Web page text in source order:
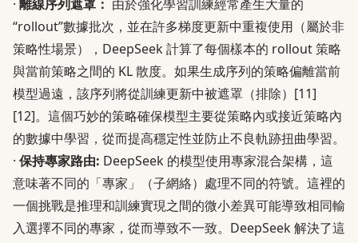
· 離線序列遮罩： 由於強化學習訓練經常產生大量的
“rollout”數據批次，並在許多梯度更新中重複使用（屬於非
策略性場景），DeepSeek 計算了每個樣本的 rollout 策略
與當前策略之間的 KL 散度。如果生成序列的策略偏離當前
模型過遠，該序列將從訓練更新中被遮罩（排除） [11]
[12]。這個巧妙的策略確保模型主要從策略內或接近策略內
的數據中學習，從而提高穩定性並防止不良軌跡扭曲學習。
· 保持專家路由: DeepSeek 的模型使用專家混合架構，這
意味著不同的「專家」（子網絡）處理不同的符號。這裡的
一個挑戰是推理和訓練實現之間的微小差異可能導致相同輸
入選擇不同的專家，從而導致不一致。DeepSeek 解決了這